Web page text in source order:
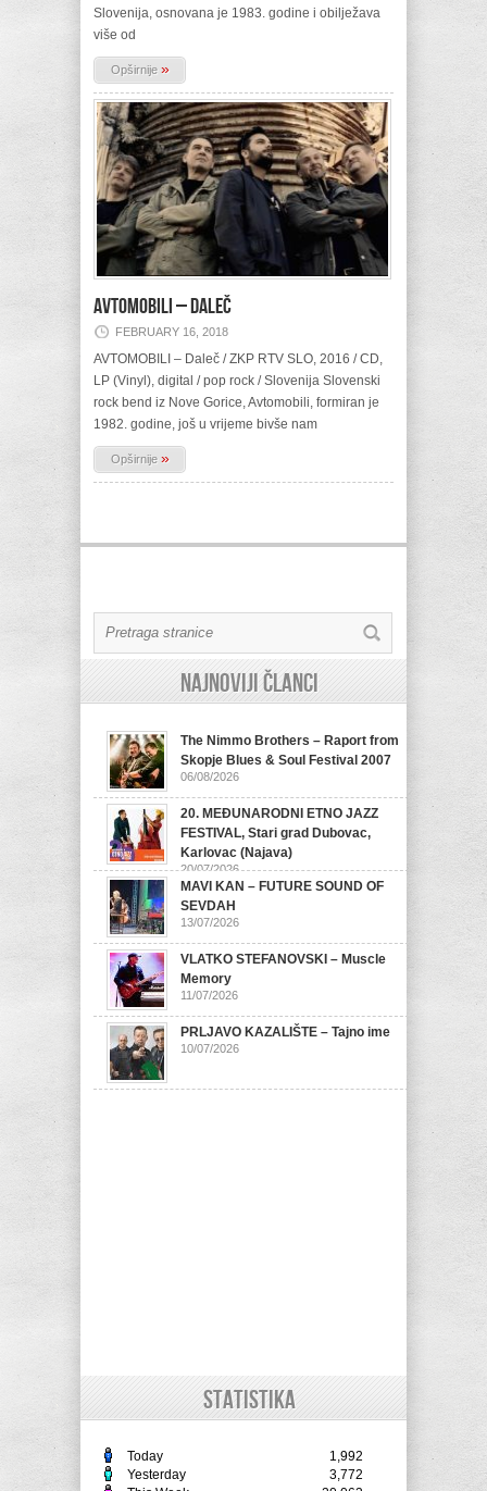
Slovenija, osnovana je 1983. godine i obilježava
više od
Opširnije »
AVTOMOBILI – Daleč
FEBRUARY 16, 2018
AVTOMOBILI – Daleč / ZKP RTV SLO, 2016 / CD,
LP (Vinyl), digital / pop rock / Slovenija Slovenski
rock bend iz Nove Gorice, Avtomobili, formiran je
1982. godine, još u vrijeme bivše nam
Opširnije »
Najnoviji članci
The Nimmo Brothers – Raport from
Skopje Blues & Soul Festival 2007
06/08/2026
20. MEĐUNARODNI ETNO JAZZ
FESTIVAL, Stari grad Dubovac,
Karlovac (Najava)
20/07/2026
MAVI KAN – FUTURE SOUND OF
SEVDAH
13/07/2026
VLATKO STEFANOVSKI – Muscle
Memory
11/07/2026
PRLJAVO KAZALIŠTE – Tajno ime
10/07/2026
STATISTIKA
Today
1,992
Yesterday
3,772